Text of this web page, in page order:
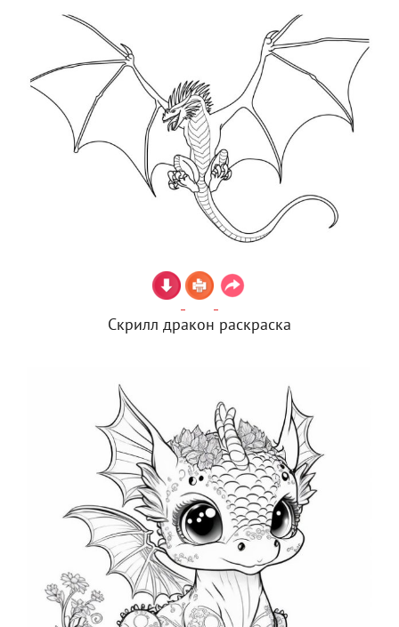
Скрилл дракон раскраска